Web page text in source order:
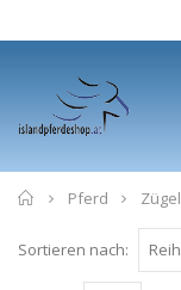
Home
Pferd Zügel
Sortieren nach: